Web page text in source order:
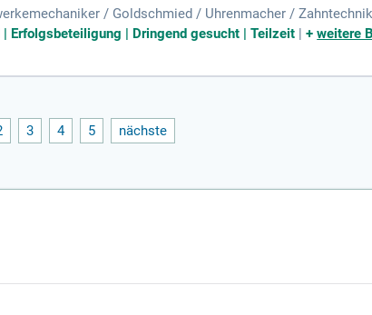
/ Goldschmied / Uhrenmacher /
in deren Reparatur und Wartung; Präzise, geduldige und
Erfolgsbeteiligung | Dringend gesucht | Teilzeit |+weitere
3 4 5 nächste